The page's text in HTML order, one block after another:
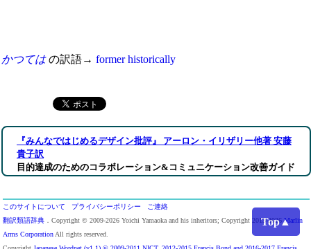
Top▲
かつてはの訳語→ former historically
『みんなではじめるデザイン批評』 アーロン・イリザリー他著 安藤
貴子訳
目的達成のためのコラボレーション&コミュニケーション改善ガイド
このサイトについて プライバシーポリシー
ご連絡
翻訳類語辞典 ．Copyright © 2009-2026 Yoichi Yamaoka and his inheritors; Copyright 2013-2026 Marlin
Arms Corporation All rights reserved.